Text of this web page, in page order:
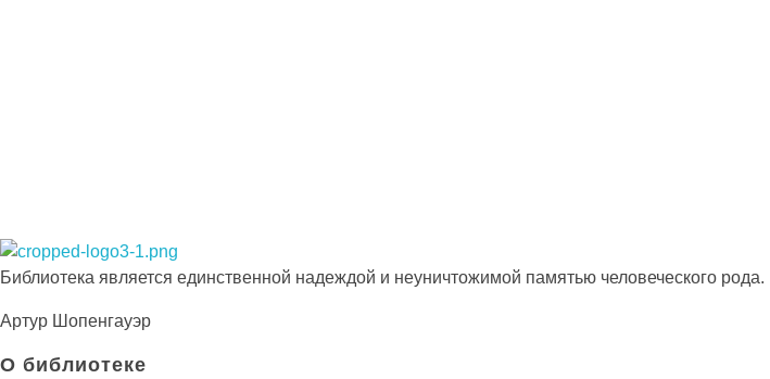
Библиотека КБГУ
Библиотека КБГУ
Библиотека является единственной надеждой и неуничтожимой памятью человеческого рода.
Артур Шопенгауэр
О библиотеке